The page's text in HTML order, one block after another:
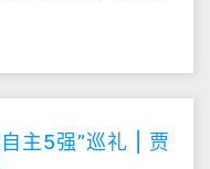
主5强”巡礼 | 贾